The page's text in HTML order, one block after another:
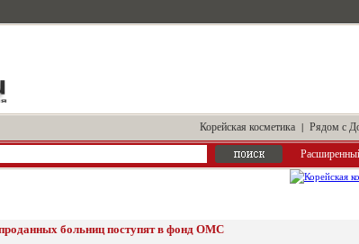
Корейская косметика | Рядом с
больниц поступят в фонд ОМС